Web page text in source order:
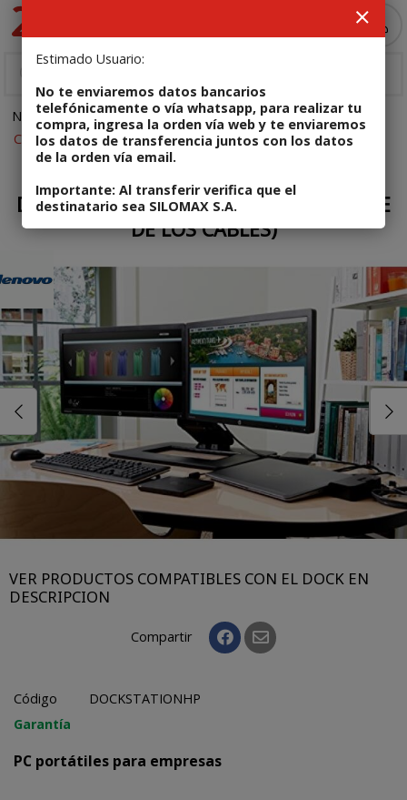
Estimado Usuario:
No te enviaremos datos bancarios
telefónicamente o vía whatsapp, para realizar tu
compra, ingresa la orden vía web y te enviaremos
los datos de transferencia juntos con los datos
de la orden vía email.
Importante: Al transferir verifica que el
destinatario sea SILOMAX S.A.
NOTEBOOKS
Accesorios para Notebooks
Código: DOCKSTATIONHP
DOCK STATION HP hstnn-ix10 (LIBERATE
DE LOS CABLES)
VER PRODUCTOS COMPATIBLES CON EL DOCK EN
DESCRIPCION
Compartir
Código
DOCKSTATIONHP
Garantía
PC portátiles para empresas